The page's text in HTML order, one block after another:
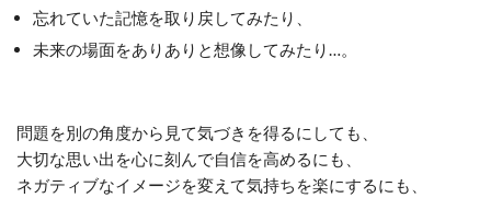
忘れていた記憶を取り戻してみたり、
未来の場面をありありと想像してみたり…。
問題を別の角度から見て気づきを得るにしても、
大切な思い出を心に刻んで自信を高めるにも、
ネガティブなイメージを変えて気持ちを楽にするにも、